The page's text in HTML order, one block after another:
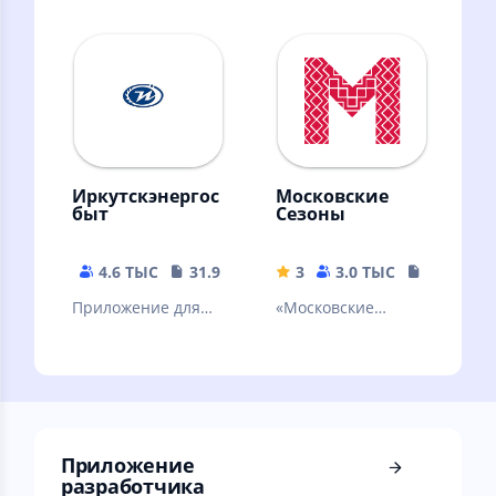
поделитесь
своими!
Иркутскэнергос
быт
4.6 ТЫС
31.92 MB
Приложение для
Московские
Сезоны
3 3.0 ТЫС
«Московские
Приложение
разработчика